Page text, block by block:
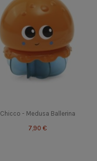
Chicco - Medusa Ballerina
7,90 €